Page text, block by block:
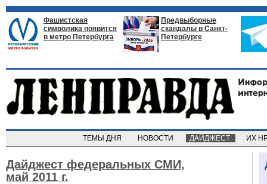
Фашистская
символика появится
в метро Петербурга
Предвыборные
скандалы в Санкт-
Петербурге
ТЕМЫ ДНЯ НОВОСТИ ДАЙДЖЕСТ ИХ
Дайджест федеральных СМИ,
май 2011 г.